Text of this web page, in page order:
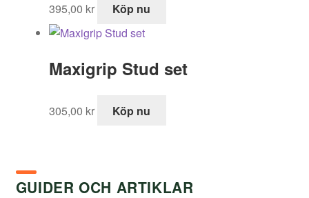
395,00 kr Köp nu
Maxigrip Stud set
305,00 kr Köp nu
GUIDER OCH ARTIKLAR